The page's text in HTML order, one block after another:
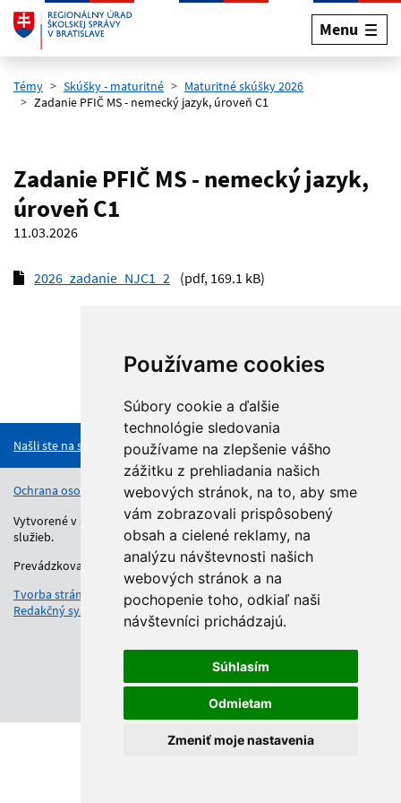
Používame cookies
Súbory cookie a ďalšie
technológie sledovania
používame na zlepšenie vášho
zážitku z prehliadania našich
webových stránok, na to, aby sme
vám zobrazovali prispôsobený
obsah a cielené reklamy, na
analýzu návštevnosti našich
webových stránok a na
pochopenie toho, odkiaľ naši
návštevníci prichádzajú.
Súhlasím
Odmietam
Zmeniť moje nastavenia
Preskočiť na hlavný obsah
Menu
Témy Skúšky - maturitné
Maturitné skúšky 2026
Zadanie PFIČ MS - nemecký jazyk, úroveň C1
Zadanie PFIČ MS - nemecký jazyk,
úroveň C1
11.03.2026
2026_zadanie_NJC1_2 (pdf, 169.1 kB)
Našli ste na stránke chybu?
Ochrana osobných údajov Vyhlásenie o prístupnosti
Kontakt
Vytvorené v súlade s Jednotným dizajn manuálom elektronických
služieb.
Prevádzkovateľom služby je Regionálny úrad školskej správy.
Tvorba stránok
: Aglo Solutions
Redakčný systém
: SysCom